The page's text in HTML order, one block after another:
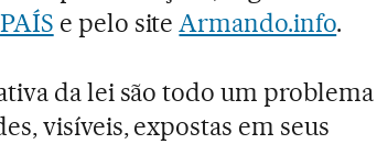
e pelo siteArmando.info.
da lei são todo um problema
visíveis, expostas em seus